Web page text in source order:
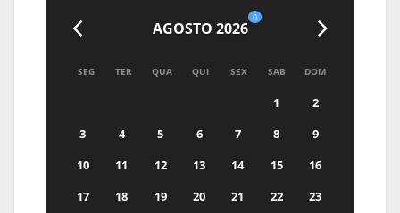
AGOSTO 2026
0
SEG TER QUA QUI SEX SAB DOM
1
2
3
4 5 6 7 8
9
10
11 12 13 14 15
16
17
18 19 20 21 22
23